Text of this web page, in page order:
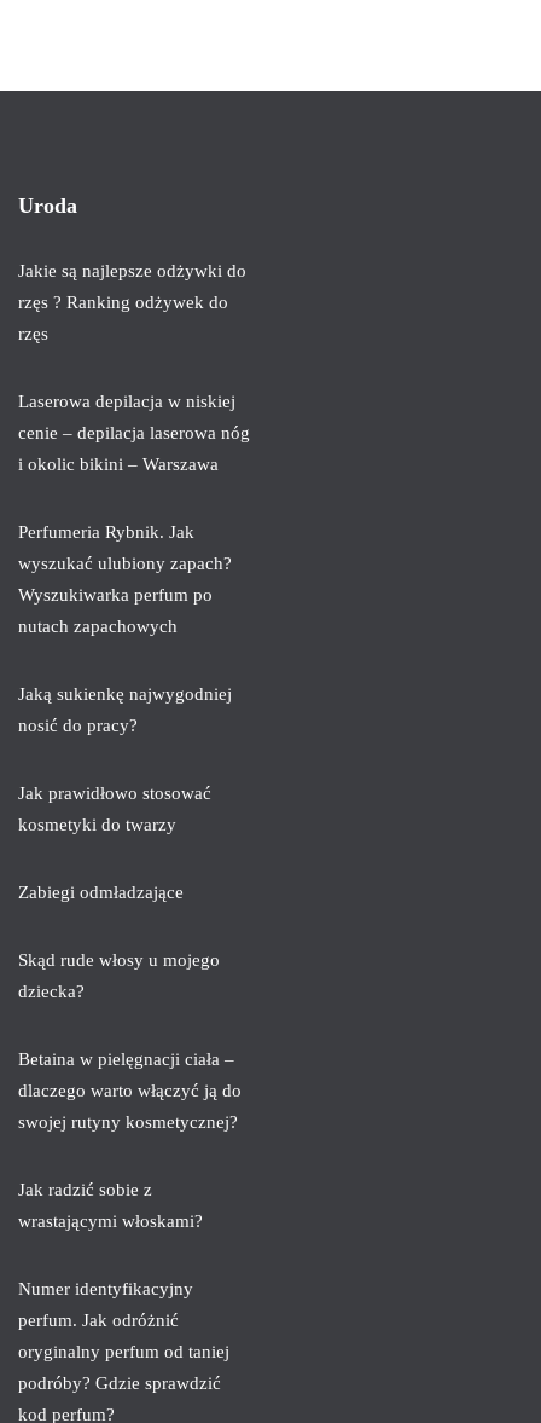
Uroda
Jakie są najlepsze odżywki do
rzęs ? Ranking odżywek do
rzęs
Laserowa depilacja w niskiej
cenie – depilacja laserowa nóg
i okolic bikini – Warszawa
Perfumeria Rybnik. Jak
wyszukać ulubiony zapach?
Wyszukiwarka perfum po
nutach zapachowych
Jaką sukienkę najwygodniej
nosić do pracy?
Jak prawidłowo stosować
kosmetyki do twarzy
Zabiegi odmładzające
Skąd rude włosy u mojego
dziecka?
Betaina w pielęgnacji ciała –
dlaczego warto włączyć ją do
swojej rutyny kosmetycznej?
Jak radzić sobie z
wrastającymi włoskami?
Numer identyfikacyjny
perfum. Jak odróżnić
oryginalny perfum od taniej
podróby? Gdzie sprawdzić
kod perfum?